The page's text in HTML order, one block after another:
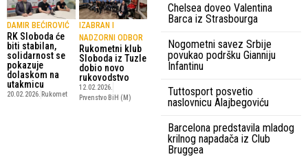
DAMIR BEĆIROVIĆ
RK Sloboda će
biti stabilan,
solidarnost se
pokazuje
dolaskom na
utakmicu
20.02.2026. Rukomet
IZABRAN I
NADZORNI ODBOR
Rukometni klub
Sloboda iz Tuzle
dobio novo
rukovodstvo
12.02.2026.
Prvenstvo BiH (M)
Chelsea doveo Valentina
Barca iz Strasbourga
Nogometni savez Srbije
povukao podršku Gianniju
Infantinu
Tuttosport posvetio
naslovnicu Alajbegoviću
Barcelona predstavila mladog
krilnog napadača iz Club
Bruggea